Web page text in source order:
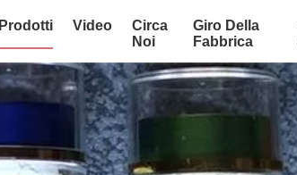
Prodotti Video
Circa
Noi
Giro Della
Fabbrica